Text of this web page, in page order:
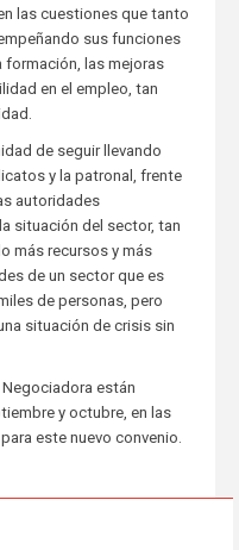
las cuestiones que tanto
sus funciones
formación, las mejoras
en el empleo, tan
de seguir llevando
y la patronal, frente
autoridades
situación del sector, tan
más recursos y más
de un sector que es
de personas, pero
situación de crisis sin
están
y octubre, en las
este nuevo convenio.